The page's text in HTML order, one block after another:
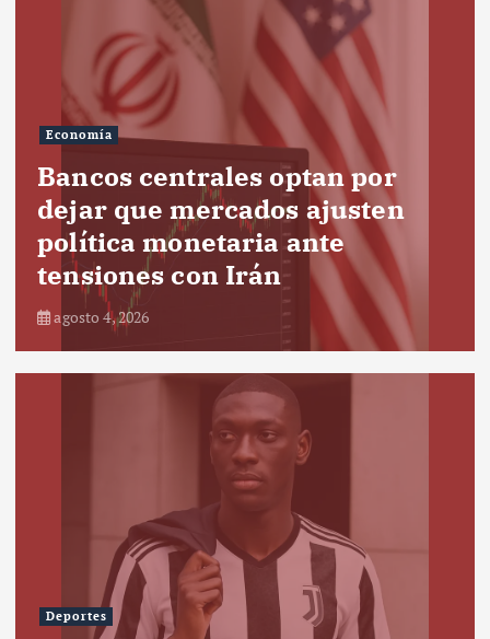
Economía
Bancos centrales optan por
dejar que mercados ajusten
política monetaria ante
tensiones con Irán
agosto 4, 2026
Deportes